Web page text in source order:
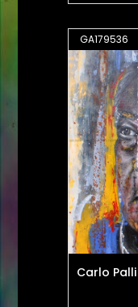
GA179536
Carlo